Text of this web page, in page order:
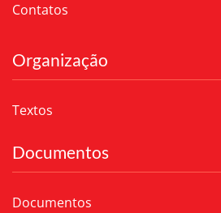
Contatos
Organização
Textos
Documentos
Documentos